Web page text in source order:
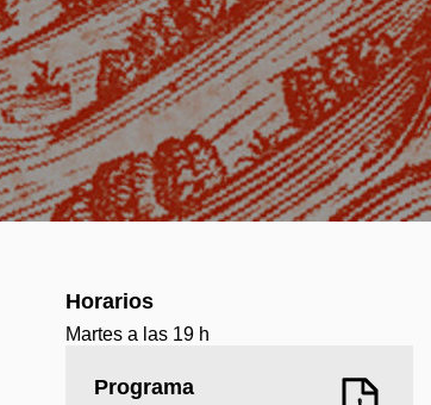
Horarios
Martes a las 19 h
Programa